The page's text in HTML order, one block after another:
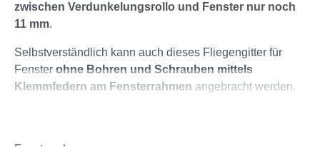
zwischen Verdunkelungsrollo und Fenster nur noch
11 mm.
Selbstverständlich kann auch dieses Fliegengitter für
Fenster ohne Bohren und Schrauben mittels
Klemmfedern am Fensterrahmen angebracht werden.
Fensterrahmen.